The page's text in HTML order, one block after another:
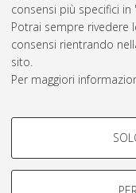
consensi più specifici
Potrai sempre rivedere
consensi rientrando
sito.
Per maggiori
COOKIE DI
Si tratta di cookie
navigazione degli
Rss 2.0
ISSN: 2038-7946
Impostazioni Cookie
Informativa sulla
Condizioni d’uso